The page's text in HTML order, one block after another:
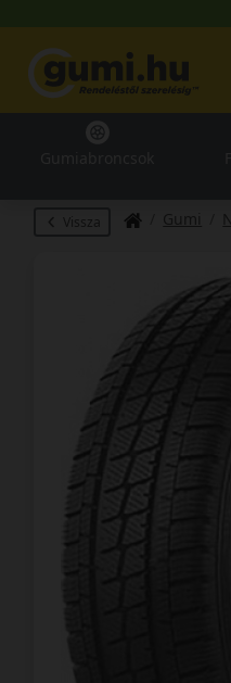
Vissza Gumi